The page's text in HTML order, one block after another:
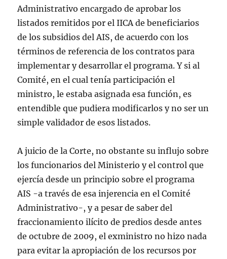
Administrativo encargado de aprobar los
listados remitidos por el IICA de beneficiarios
de los subsidios del AIS, de acuerdo con los
términos de referencia de los contratos para
implementar y desarrollar el programa. Y si al
Comité, en el cual tenía participación el
ministro, le estaba asignada esa función, es
entendible que pudiera modificarlos y no ser un
simple validador de esos listados.
A juicio de la Corte, no obstante su influjo sobre
los funcionarios del Ministerio y el control que
ejercía desde un principio sobre el programa
AIS -a través de esa injerencia en el Comité
Administrativo-, y a pesar de saber del
fraccionamiento ilícito de predios desde antes
de octubre de 2009, el exministro no hizo nada
para evitar la apropiación de los recursos por